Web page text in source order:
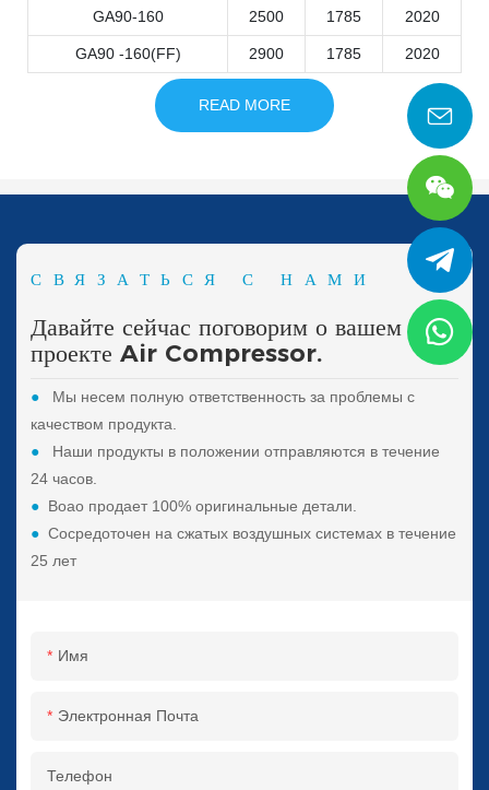
GA90-160 2500 1785 2020
GA90 -160(FF) 2900 1785 2020
READ MORE
СВЯЗАТЬСЯ С НАМИ
Давайте сейчас поговорим о вашем
проекте Air Compressor.
●
Мы несем полную ответственность за проблемы с
качеством продукта.
●
Наши продукты в положении отправляются в течение
24 часов.
● Boao продает 100% оригинальные детали.
●Сосредоточен на сжатых воздушных системах в течение
25 лет
Имя
Электронная Почта
Телефон